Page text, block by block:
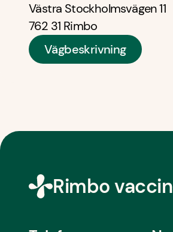
Västra Stockholmsvägen 11
762 31 Rimbo
Vägbeskrivning
Rimbo